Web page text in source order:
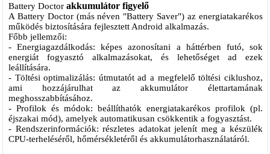
Battery Doctorakkumulátor figyelő
A Battery Doctor (más néven "Battery Saver") az energiatakarékos
működés biztosítására fejlesztett Android alkalmazás.
Főbb jellemzői:
- Energiagazdálkodás: képes azonosítani a háttérben futó, sok
energiát fogyasztó alkalmazásokat, és lehetőséget ad ezek
leállítására.
- Töltési optimalizálás: útmutatót ad a megfelelő töltési ciklushoz,
ami hozzájárulhat az akkumulátor élettartamának
meghosszabbításához.
- Profilok és módok: beállíthatók energiatakarékos profilok (pl.
éjszakai mód), amelyek automatikusan csökkentik a fogyasztást.
- Rendszerinformációk: részletes adatokat jelenít meg a készülék
CPU-terheléséről, hőmérsékletéről és akkumulátorhasználatáról.